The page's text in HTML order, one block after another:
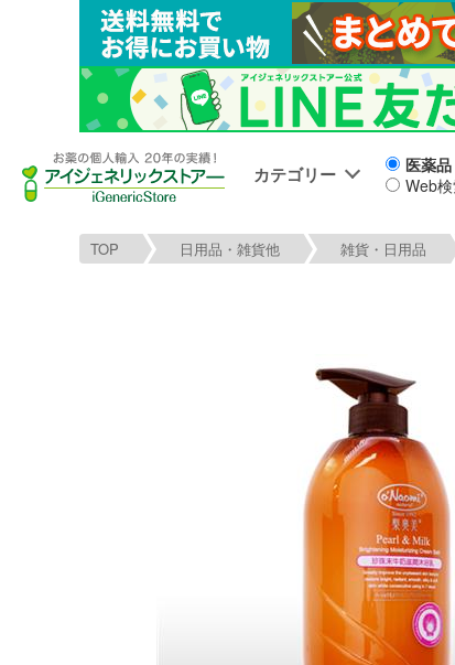
カテゴリー
医薬
Web
TOP 日用品・雑貨他 雑貨・日用品